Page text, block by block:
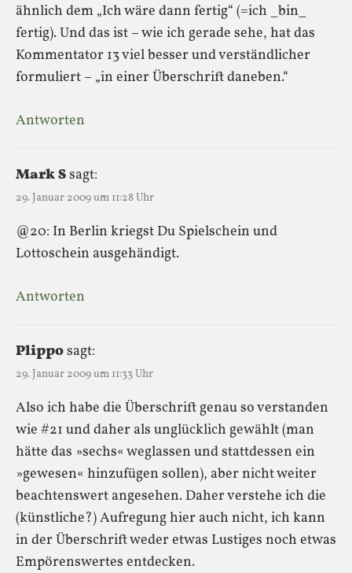
ähnlich dem „Ich wäre dann fertig“ (=ich _bin_
fertig). Und das ist – wie ich gerade sehe, hat das
Kommentator 13 viel besser und verständlicher
formuliert – „in einer Überschrift daneben.“
Antworten
Mark Ssagt:
29. Januar 2009 um 11:28 Uhr
@20: In Berlin kriegst Du Spielschein und
Lottoschein ausgehändigt.
Antworten
Plipposagt:
29. Januar 2009 um 11:33 Uhr
Also ich habe die Überschrift genau so verstanden
wie #21 und daher als unglücklich gewählt (man
hätte das »sechs« weglassen und stattdessen ein
»gewesen« hinzufügen sollen), aber nicht weiter
beachtenswert angesehen. Daher verstehe ich die
(künstliche?) Aufregung hier auch nicht, ich kann
in der Überschrift weder etwas Lustiges noch etwas
Empörenswertes entdecken.